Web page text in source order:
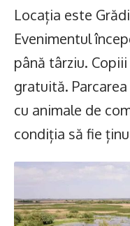
Locația este
Evenimentul
până târziu.
gratuită.
cu animale de
condiția să fie